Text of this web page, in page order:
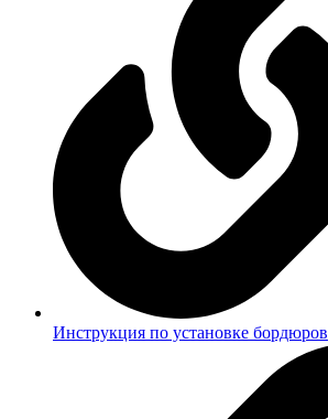
Инструкция по установке бордюров